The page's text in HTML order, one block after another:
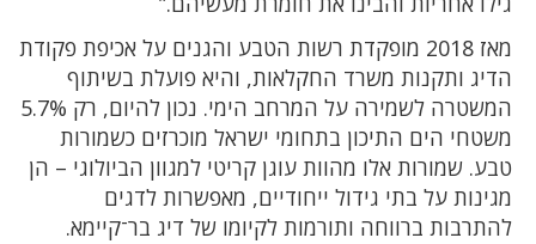
מאז 2018 מופקדת רשות הטבע והגנים על אכיפת פקודת
הדיג ותקנות משרד החקלאות, והיא פועלת בשיתוף
המשטרה לשמירה על המרחב הימי. נכון להיום, רק 5.7%
משטחי הים התיכון בתחומי ישראל מוכרזים כשמורות
טבע. שמורות אלו מהוות עוגן קריטי למגוון הביולוגי – הן
מגינות על בתי גידול ייחודיים, מאפשרות לדגים
להתרבות ברווחה ותורמות לקיומו של דיג בר־קיימא.